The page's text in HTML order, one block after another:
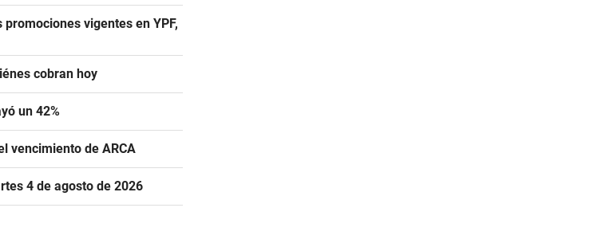
vigentes en YPF,
cobran hoy
un 42%
vencimiento de ARCA
4 de agosto de 2026